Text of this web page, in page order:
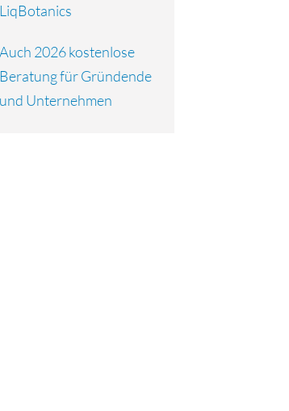
LiqBotanics
Auch 2026 kostenlose
Beratung für Gründende
und Unternehmen